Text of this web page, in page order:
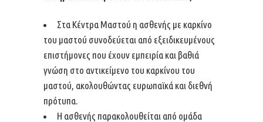
Στα Κέντρα Μαστού η ασθενής με καρκίνο
του μαστού συνοδεύεται από εξειδικευμένους
επιστήμονες που έχουν εμπειρία και βαθιά
γνώση στο αντικείμενο του καρκίνου του
μαστού, ακολουθώντας ευρωπαϊκά και διεθνή
πρότυπα.
H ασθενής παρακολουθείται από ομάδα